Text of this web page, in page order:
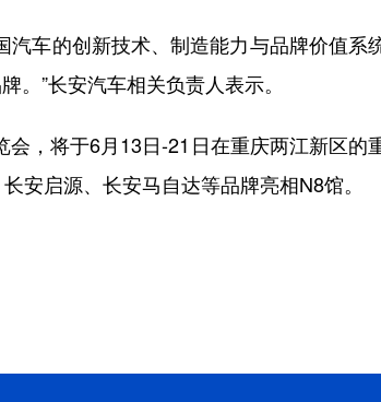
车的创新技术、制造能力与品牌价值系
”长安汽车相关负责人表示。
，将于6月13日-21日在重庆两江新区的
安启源、长安马自达等品牌亮相N8馆。